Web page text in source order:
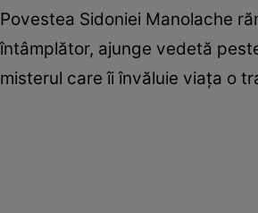
Povestea Sidoniei Manolache
întâmplător, ajunge vedetă
misterul care îi învăluie viața o